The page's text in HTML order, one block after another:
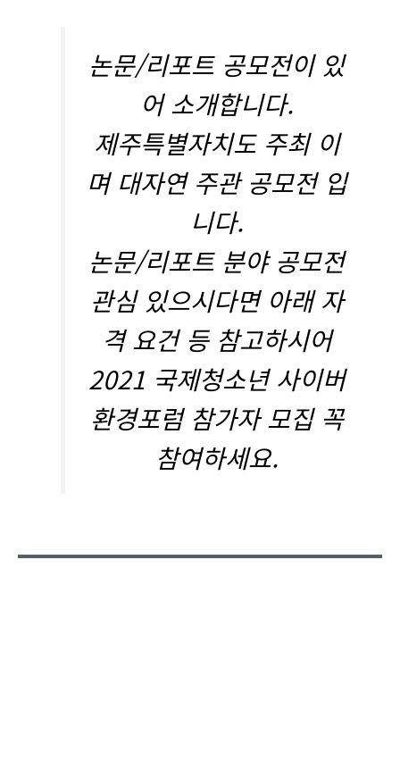
논문/리포트 공모전이 있
어 소개합니다.
제주특별자치도 주최 이
며 대자연 주관 공모전 입
니다.
논문/리포트 분야 공모전
관심 있으시다면 아래 자
격 요건 등 참고하시어
2021 국제청소년 사이버
환경포럼 참가자 모집 꼭
참여하세요.